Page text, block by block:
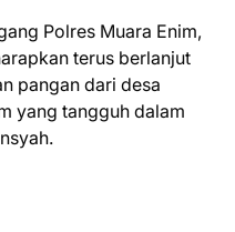
Polres Muara Enim,
terus berlanjut
pangan dari desa
yang tangguh dalam